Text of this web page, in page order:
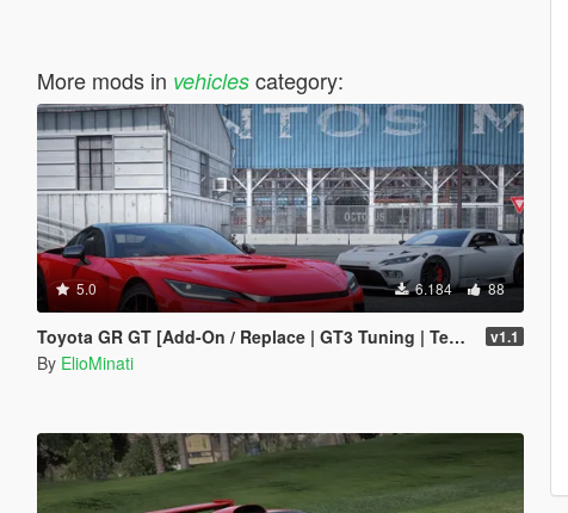
More mods in vehiclescategory:
5.0 6.184 88
Toyota GR GT [Add-On / Replace | GT3 Tuning | Template | LODS] v1.1
By ElioMinati